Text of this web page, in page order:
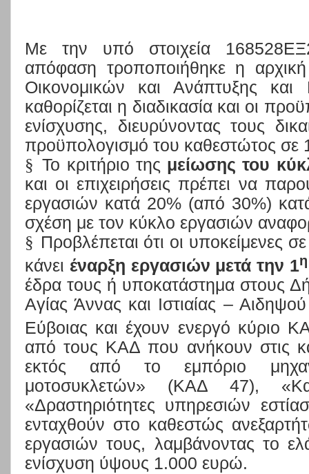
Με την υπό στοιχεία
απόφαση τροποποιήθηκε η
Οικονομικών και Ανάπτυξης
καθορίζεται η διαδικασία και οι
ενίσχυσης, διευρύνοντας τους
προϋπολογισμό του καθεστώτος σε
§ Το κριτήριο της μείωσης του
και οι επιχειρήσεις πρέπει να
εργασιών κατά 20% (από 30%)
σχέση με τον κύκλο εργασιών
§ Προβλέπεται ότι οι υποκείμενες
κάνει έναρξη εργασιών μετά την 1η
έδρα τους ή υποκατάστημα στους
Αγίας Άννας και Ιστιαίας –
Εύβοιας και έχουν ενεργό κύριο
από τους ΚΑΔ που ανήκουν στις
εκτός από το εμπόριο
μοτοσυκλετών» (ΚΑΔ 47),
«Δραστηριότητες υπηρεσιών
ενταχθούν στο καθεστώς
εργασιών τους, λαμβάνοντας το
ενίσχυση ύψους 1.000 ευρώ.